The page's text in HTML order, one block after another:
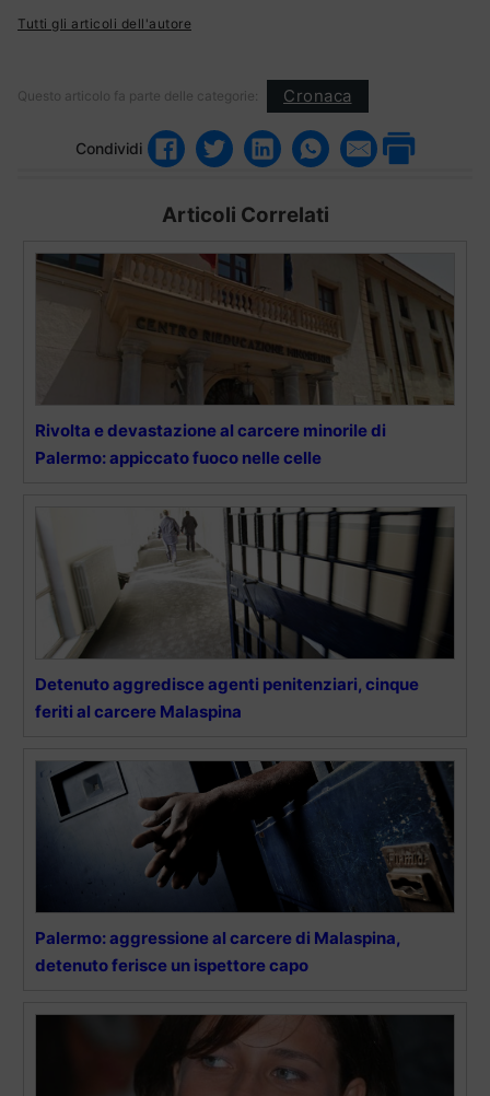
Tutti gli articoli dell'autore
Questo articolo fa parte delle categorie: Cronaca
Condividi
Articoli Correlati
Rivolta e devastazione al carcere minorile di
Palermo: appiccato fuoco nelle celle
Detenuto aggredisce agenti penitenziari, cinque
feriti al carcere Malaspina
Palermo: aggressione al carcere di Malaspina,
detenuto ferisce un ispettore capo